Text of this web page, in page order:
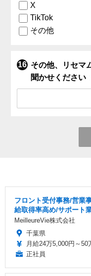
X
TikTok
その他
その他、リセマ
聞かせください
フロント受付事務/営業
給取得率高め/サポート
MeilleureVie株式会社
千葉県
月給24万5,000円～50
正社員